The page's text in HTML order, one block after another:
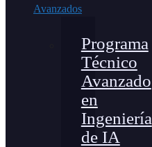
Avanzados
Programa
Técnico
Avanzado
en
Ingeniería
de IA